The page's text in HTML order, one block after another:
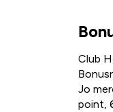
Club
Jo
point,